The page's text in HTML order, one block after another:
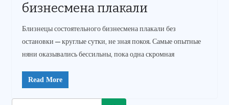
бизнесмена плакали
Близнецы состоятельного бизнесмена плакали без
остановки — круглые сутки, не зная покоя. Самые опытные
няни оказывались бессильны, пока одна скромная
Read More